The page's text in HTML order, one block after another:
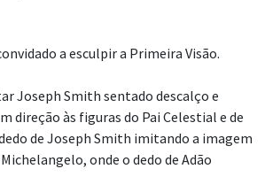
a esculpir a Primeira Visão.
Joseph Smith sentado descalço e
direção às figuras do Pai Celestial e de
de Joseph Smith imitando a imagem
onde o dedo de Adão